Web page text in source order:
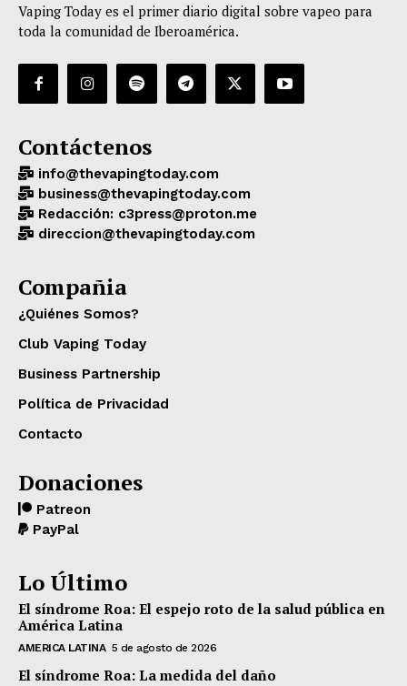
Vaping Today es el primer diario digital sobre vapeo para
toda la comunidad de Iberoamérica.
Contáctenos
info@thevapingtoday.com
business@thevapingtoday.com
Redacción: c3press@proton.me
direccion@thevapingtoday.com
Compañia
¿Quiénes Somos?
Club Vaping Today
Business Partnership
Política de Privacidad
Contacto
Donaciones
Patreon
PayPal
Lo Último
El síndrome Roa: El espejo roto de la salud pública en
América Latina
AMERICA LATINA 5 de agosto de 2026
El síndrome Roa: La medida del daño